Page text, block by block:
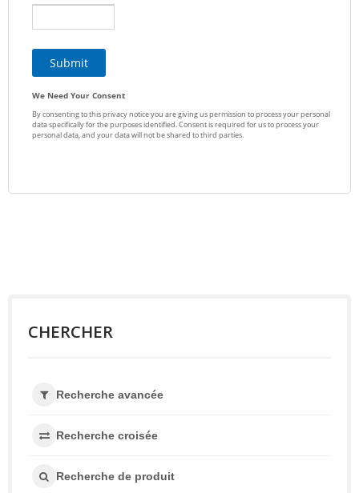
CHERCHER
Recherche avancée
Recherche croisée
Recherche de produit